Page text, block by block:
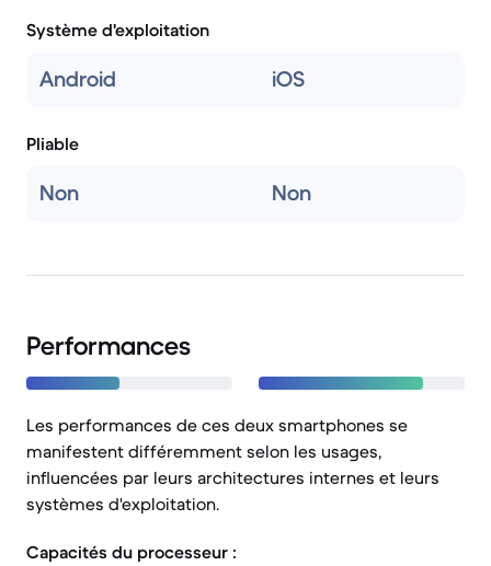
Système d'exploitation
Android iOS
Pliable
Non Non
Performances
Les performances de ces deux smartphones se
manifestent différemment selon les usages,
influencées par leurs architectures internes et leurs
systèmes d'exploitation.
Capacités du processeur :